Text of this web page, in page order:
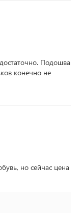
Подошва
конечно не
но сейчас цена